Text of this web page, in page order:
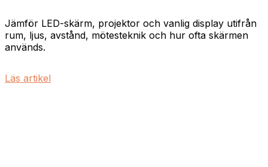
Jämför LED-skärm, projektor och vanlig display utifrån
rum, ljus, avstånd, mötesteknik och hur ofta skärmen
används.
Läs artikel